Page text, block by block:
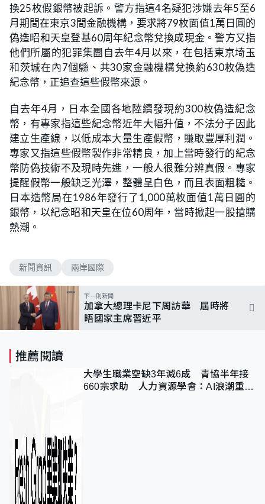
換25枚假銀幣被起訴。警方指這4名疑犯涉嫌去年5至6
月期間在東京3間金融機構，要求將79枚面值1萬日圓的
偽造昭和天皇登基60周年紀念幣兌換成現金。警方又指
他們所屬的犯罪集團自去年4月以來，在包括東京埼玉
和茨城在內7個縣、共30家金融機構兌換約630枚偽造
紀念幣，正追查這些假幣來源。
自去年4月，日本全國各地陸續發現約300枚偽造紀念
幣，有專家指這些紀念幣近年大幅升值，不法分子因此
建立生產線，以低成本大量生產假幣，賺取豐厚利潤。
專家又指這些假幣製作非常精良，加上當時發行的紀念
幣防偽技術不及現時先進，一般人很難分辨真假。專家
提醒假幣一般缺乏光澤，整體呈白色，而且表面粗糙。
日本造幣局在1986年發行了1,000萬枚面值1萬日圓的
銀幣，以紀念昭和天皇在位60周年，當時掀起一股搶購
熱潮。
新聞資訊 兩岸國際
下一則新聞
加拿大總理卡尼下周訪華 屆時將
晤國家主席習近平
推薦閱讀
大學生職業空缺3年減6成 青協半年接
660宗求助 人力資源學會：AI浪潮重整